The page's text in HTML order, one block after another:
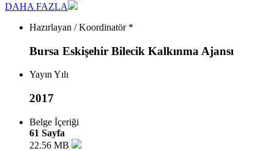
DAHA FAZLA
Hazırlayan / Koordinatör *
Bursa Eskişehir Bilecik Kalkınma Ajansı
Yayın Yılı
2017
Belge İçeriği
61 Sayfa
22.56 MB